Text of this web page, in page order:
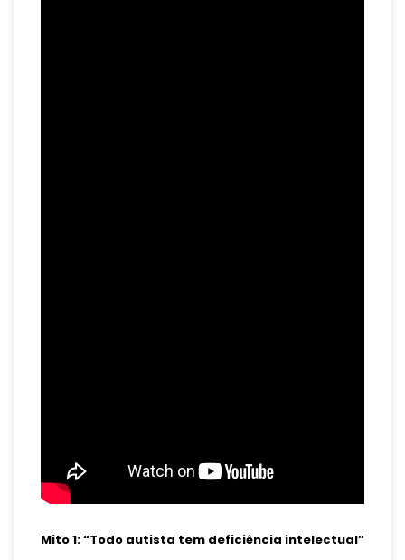
Mito 1: “Todo autista tem deficiência intelectual”